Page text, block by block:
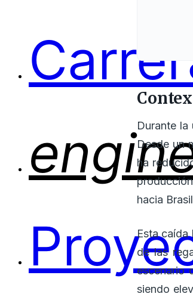
Durante
Desde un
ha
hacia
Esta caída
de las
escenario
siendo